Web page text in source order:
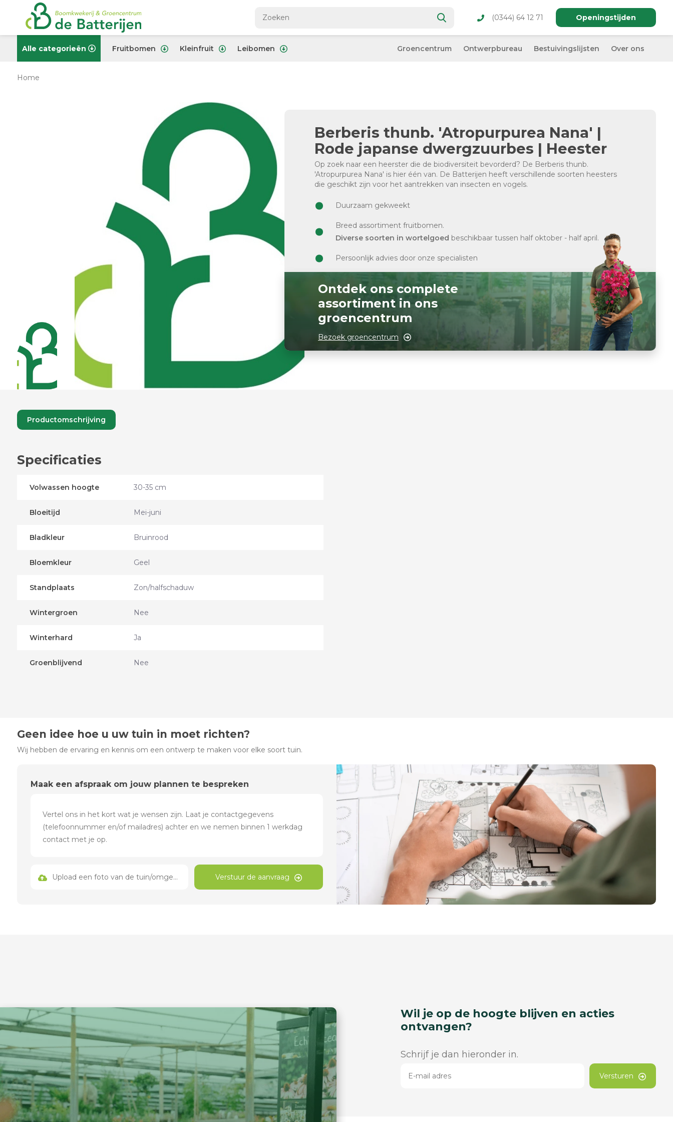
(0344) 64 12 71 Openingstijden
Alle categorieën Fruitbomen Kleinfruit Leibomen Groencentrum Ontwerpbureau Bestuivingslijsten Over ons
Home
Berberis thunb. 'Atropurpurea Nana' |
Rode japanse dwergzuurbes | Heester
Op zoek naar een heerster die de biodiversiteit bevorderd? De Berberis thunb.
'Atropurpurea Nana' is hier één van. De Batterijen heeft verschillende soorten heesters
die geschikt zijn voor het aantrekken van insecten en vogels.
Duurzaam gekweekt
Breed assortiment fruitbomen.
Diverse soorten in wortelgoed beschikbaar tussen half oktober - half april.
Persoonlijk advies door onze specialisten
Ontdek ons complete
assortiment in ons
groencentrum
Bezoek groencentrum
Productomschrijving
Specificaties
Volwassen hoogte 30-35 cm
Bloeitijd Mei-juni
Bladkleur Bruinrood
Bloemkleur Geel
Standplaats Zon/halfschaduw
Wintergroen Nee
Winterhard Ja
Groenblijvend Nee
Geen idee hoe u uw tuin in moet richten?
Wij hebben de ervaring en kennis om een ontwerp te maken voor elke soort tuin.
Maak een afspraak om jouw plannen te bespreken
Upload een foto van de tuin/omgeving Verstuur de aanvraag
Wil je op de hoogte blijven en acties
ontvangen?
Schrijf je dan hieronder in.
Versturen